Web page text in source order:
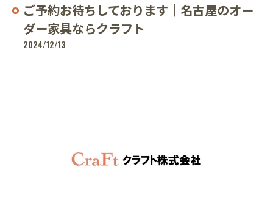
ご予約お待ちしております｜名古屋のオー
ダー家具ならクラフト
2024/12/13